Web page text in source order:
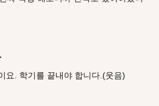
. 학기를 끝내야 합니다.(웃음)